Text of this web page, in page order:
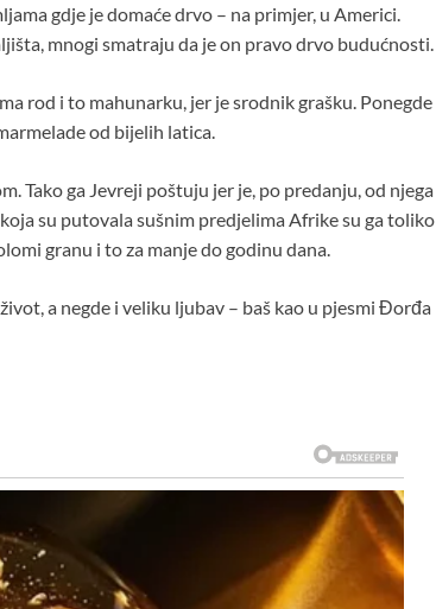
gdje je domaće drvo – na primjer, u Americi.
mnogi smatraju da je on pravo drvo budućnosti.
rod i to mahunarku, jer je srodnik grašku. Ponegde
od bijelih latica.
Tako ga Jevreji poštuju jer je, po predanju, od njega
su putovala sušnim predjelima Afrike su ga toliko
granu i to za manje do godinu dana.
a negde i veliku ljubav – baš kao u pjesmi Đorđa